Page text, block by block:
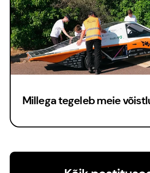
Est
Eng
Millega tegeleb meie